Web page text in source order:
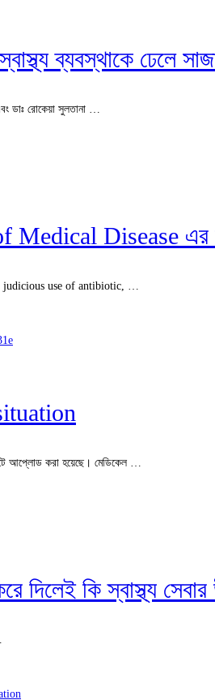
ব্যবস্থাকে ঢেলে
ডাঃ রোকেয়া সুলতানা …
Disease এর
judicious use of antibiotic, …
আপ্লোড করা হয়েছে। মেডিকেল …
দিলেই কি স্বাস্থ্য